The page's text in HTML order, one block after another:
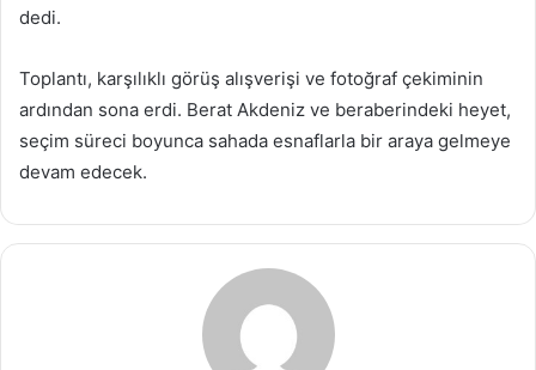
dedi.
Toplantı, karşılıklı görüş alışverişi ve fotoğraf çekiminin
ardından sona erdi. Berat Akdeniz ve beraberindeki heyet,
seçim süreci boyunca sahada esnaflarla bir araya gelmeye
devam edecek.